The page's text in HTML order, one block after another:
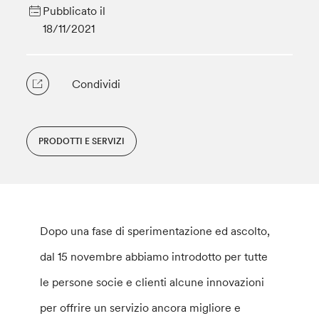
Pubblicato il
18/11/2021
Condividi
PRODOTTI E SERVIZI
Dopo una fase di sperimentazione ed ascolto,
dal 15 novembre abbiamo introdotto per tutte
le persone socie e clienti alcune innovazioni
per offrire un servizio ancora migliore e